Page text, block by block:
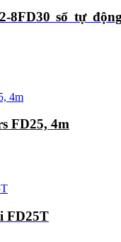
8FD30 số tự
FD25, 4m
FD25T